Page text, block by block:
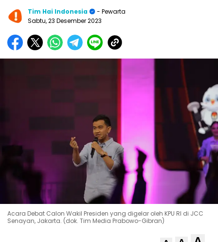
Tim Hai Indonesia
- Pewarta
Sabtu, 23 Desember 2023
Acara Debat Calon Wakil Presiden yang digelar oleh KPU RI di JCC
Senayan, Jakarta. (dok. Tim Media Prabowo-Gibran)